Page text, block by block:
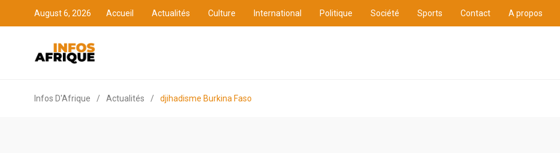
August 6, 2026 Accueil Actualités Culture International Politique Société Sports Contact A propos
Infos D'Afrique / Actualités / djihadisme Burkina Faso